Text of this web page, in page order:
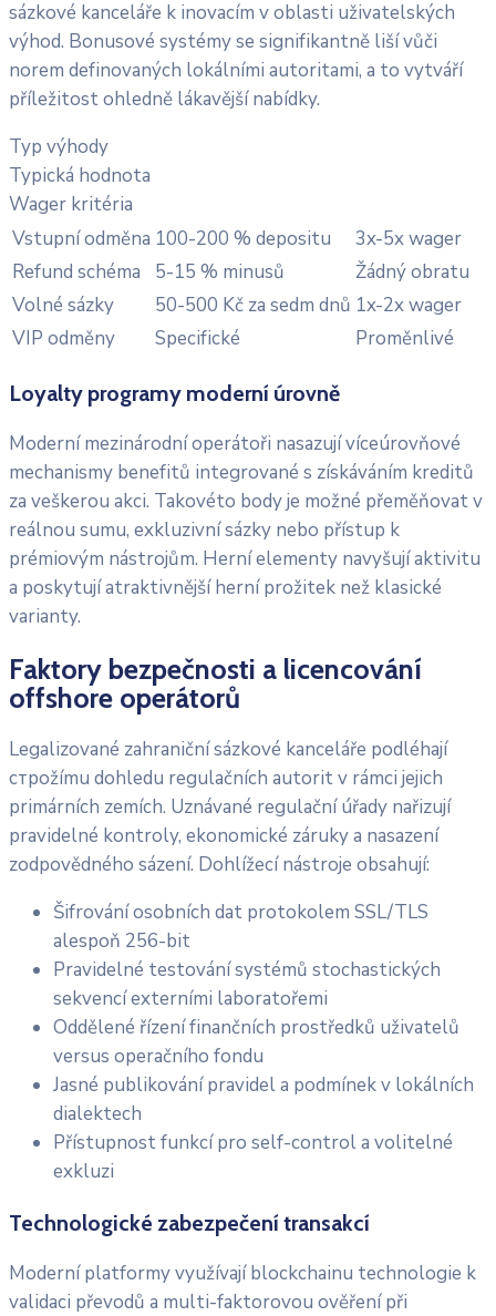
sázkové kanceláře k inovacím v oblasti uživatelských
výhod. Bonusové systémy se signifikantně liší vůči
norem definovaných lokálními autoritami, a to vytváří
příležitost ohledně lákavější nabídky.
Typ výhody
Typická hodnota
Wager kritéria
Vstupní odměna 100-200 % depositu
3x-5x wager
Refund schéma
5-15 % minusů
Žádný obratu
Volné sázky
50-500 Kč za sedm dnů 1x-2x wager
VIP odměny
Specifické Proměnlivé
Loyalty programy moderní úrovně
Moderní mezinárodní operátoři nasazují víceúrovňové
mechanismy benefitů integrované s získáváním kreditů
za veškerou akci. Takovéto body je možné přeměňovat v
reálnou sumu, exkluzivní sázky nebo přístup k
prémiovým nástrojům. Herní elementy navyšují aktivitu
a poskytují atraktivnější herní prožitek než klasické
varianty.
Faktory bezpečnosti a licencování
offshore operátorů
Legalizované zahraniční sázkové kanceláře podléhají
строžímu dohledu regulačních autorit v rámci jejich
primárních zemích. Uznávané regulační úřady nařizují
pravidelné kontroly, ekonomické záruky a nasazení
zodpovědného sázení. Dohlížecí nástroje obsahují:
Šifrování osobních dat protokolem SSL/TLS
alespoň 256-bit
Pravidelné testování systémů stochastických
sekvencí externími laboratořemi
Oddělené řízení finančních prostředků uživatelů
versus operačního fondu
Jasné publikování pravidel a podmínek v lokálních
dialektech
Přístupnost funkcí pro self-control a volitelné
exkluzi
Technologické zabezpečení transakcí
Moderní platformy využívají blockchainu technologie k
validaci převodů a multi-faktorovou ověření při